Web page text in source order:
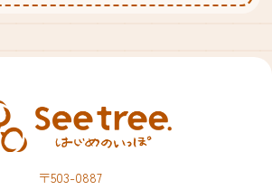
〒503-0887